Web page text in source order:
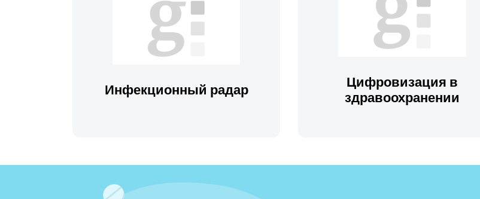
Инфекционный радар
Цифровизация в
здравоохранении